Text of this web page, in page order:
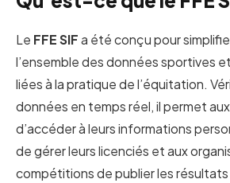
Le FFE SIFa été conçu pour
l’ensemble des données sportives
liées à la pratique de l’équitation.
données en temps réel, il permet
d’accéder à leurs informations
de gérer leurs licenciés et aux
compétitions de publier les